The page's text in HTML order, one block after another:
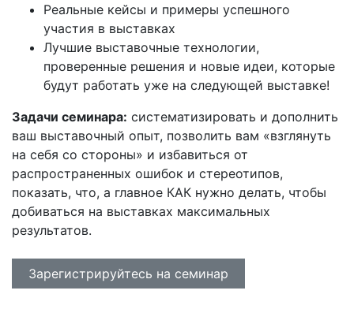
Реальные кейсы и примеры успешного
участия в выставках
Лучшие выставочные технологии,
проверенные решения и новые идеи, которые
будут работать уже на следующей выставке!
Задачи семинара: систематизировать и дополнить
ваш выставочный опыт, позволить вам «взглянуть
на себя со стороны» и избавиться от
распространенных ошибок и стереотипов,
показать, что, а главное КАК нужно делать, чтобы
добиваться на выставках максимальных
результатов.
Зарегистрируйтесь на семинар